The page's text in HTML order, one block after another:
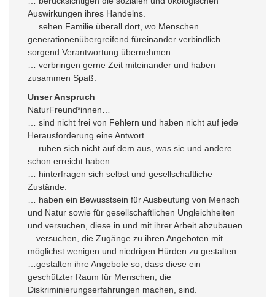
Auswirkungen ihres Handelns.
… sehen Familie überall dort, wo Menschen
generationenübergreifend füreinander verbindlich
sorgend Verantwortung übernehmen.
… verbringen gerne Zeit miteinander und haben
zusammen Spaß.
Unser Anspruch
NaturFreund*innen…
… sind nicht frei von Fehlern und haben nicht auf jede
Herausforderung eine Antwort.
… ruhen sich nicht auf dem aus, was sie und andere
schon erreicht haben.
… hinterfragen sich selbst und gesellschaftliche
Zustände.
… haben ein Bewusstsein für Ausbeutung von Mensch
und Natur sowie für gesellschaftlichen Ungleichheiten
und versuchen, diese in und mit ihrer Arbeit abzubauen.
…versuchen, die Zugänge zu ihren Angeboten mit
möglichst wenigen und niedrigen Hürden zu gestalten.
…gestalten ihre Angebote so, dass diese ein
geschützter Raum für Menschen, die
Diskriminierungserfahrungen machen, sind.